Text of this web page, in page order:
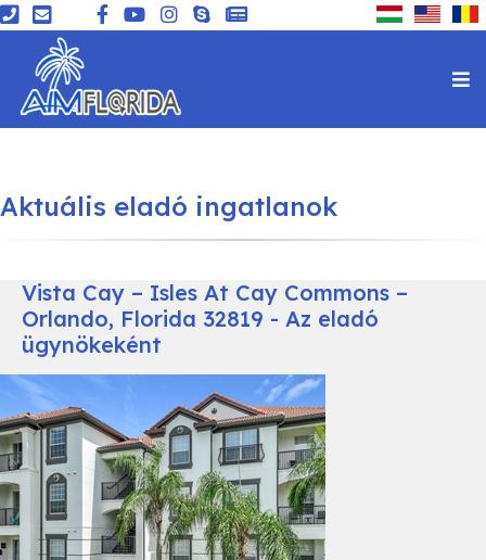
Aktuális eladó ingatlanok
Vista Cay – Isles At Cay Commons –
Orlando, Florida 32819 - Az eladó
ügynökeként